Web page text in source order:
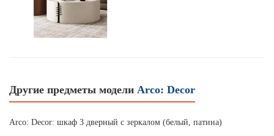
Другие предметы модели Arco: Decor
Arco: Decor: шкаф 3 дверный с зеркалом (белый, патина)